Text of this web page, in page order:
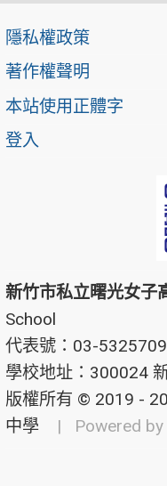
隱私權政策
著作權聲明
本站使用正體字
登入
新竹市私立曙光女子
School
代表號：03-5325709
學校地址：300024
版權所有 © 2019 -
中學
| Powered by